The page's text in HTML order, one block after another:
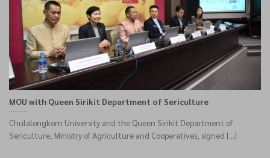
MOU with Queen Sirikit Department of Sericulture
Chulalongkorn University and the Queen Sirikit Department of
Sericulture, Ministry of Agriculture and Cooperatives, signed [...]